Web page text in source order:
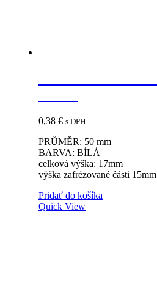
0,38 € s DPH
PRŮMĚR: 50 mm
BARVA: BÍLÁ
celková výška: 17mm
výška zafrézované části 15mm
Pridať do košíka
Quick View